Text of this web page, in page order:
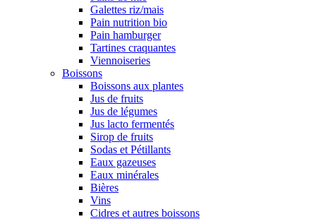
Galettes riz/mais
Pain nutrition bio
Pain hamburger
Tartines craquantes
Viennoiseries
Boissons
Boissons aux plantes
Jus de fruits
Jus de légumes
Jus lacto fermentés
Sirop de fruits
Sodas et Pétillants
Eaux gazeuses
Eaux minérales
Bières
Vins
Cidres et autres boissons